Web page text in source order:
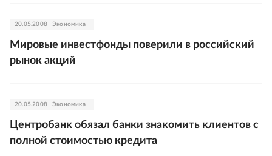
20.05.2008 Экономика
Мировые инвестфонды поверили в российский
рынок акций
20.05.2008 Экономика
Центробанк обязал банки знакомить клиентов с
полной стоимостью кредита